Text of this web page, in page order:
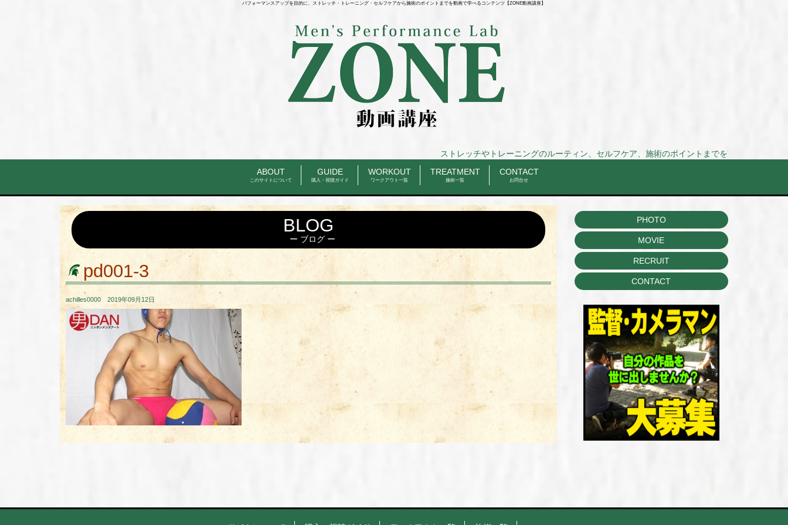
パフォーマンスアップを目的に、ストレッチ・トレーニング・セルフケアから施術のポイントまでを動画で学べるコンテンツ【ZONE動画講座】
ストレッチやトレーニングのルーティン、セルフケア、施術のポイントまでを動画で解説！
ABOUT
このサイトについて
GUIDE
購入・視聴ガイド
WORKOUT
ワークアウト一覧
TREATMENT
施術一覧
CONTACT
お問合せ
BLOG
ブログ
pd001-3
achilles0000 2019年09月12日
PHOTO
MOVIE
RECRUIT
CONTACT